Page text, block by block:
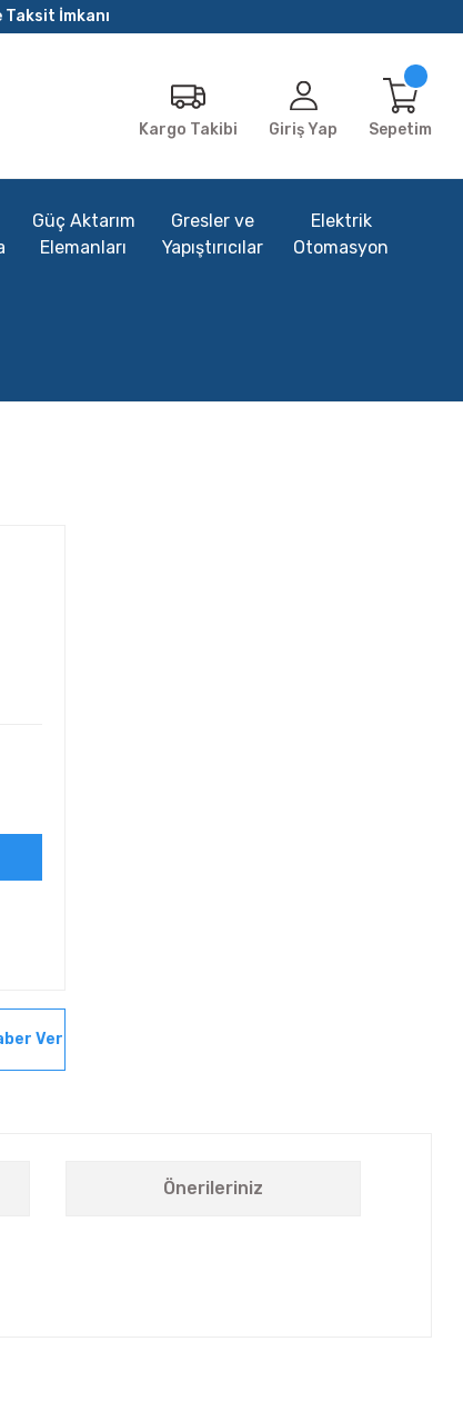
İmkanı
Kargo Takibi Giriş Yap Sepetim
Güç Aktarım
Elemanları
Gresler ve
Yapıştırıcılar
Elektrik
Otomasyon
Ver
Önerileriniz